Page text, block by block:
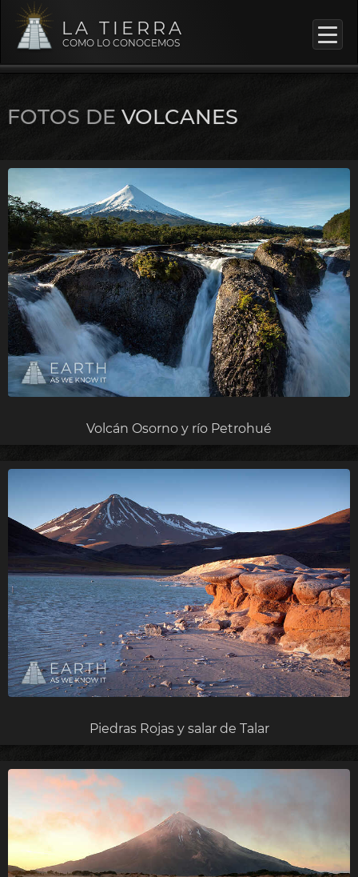
LA TIERRA
COMO LO CONOCEMOS
FOTOS DE VOLCANES
Volcán Osorno y río Petrohué
Piedras Rojas y salar de Talar